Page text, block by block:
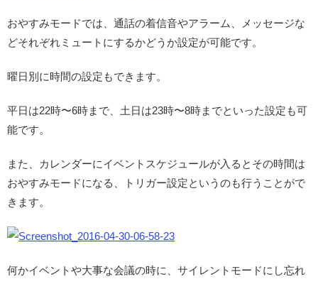
おやすみモードでは、通話の着信音やアラーム、メッセージな
どそれぞれミュートにするかどうか設定が可能です。
曜日別に時間の設定もできます。
平日は22時〜6時まで、土日は23時〜8時までといった設定も可
能です。
また、カレンダーにイベントスケジュールが入るとその時間は
おやすみモードになる、トリガー設定というのも行うことがで
きます。
何かイベントや大事な会議の時に、サイレントモードにし忘れ